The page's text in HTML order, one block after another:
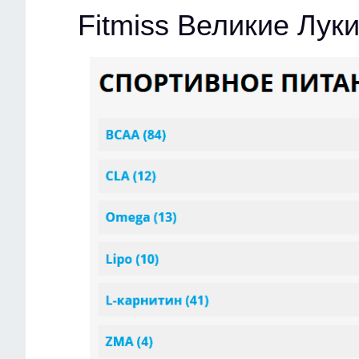
Fitmiss Великие Луки